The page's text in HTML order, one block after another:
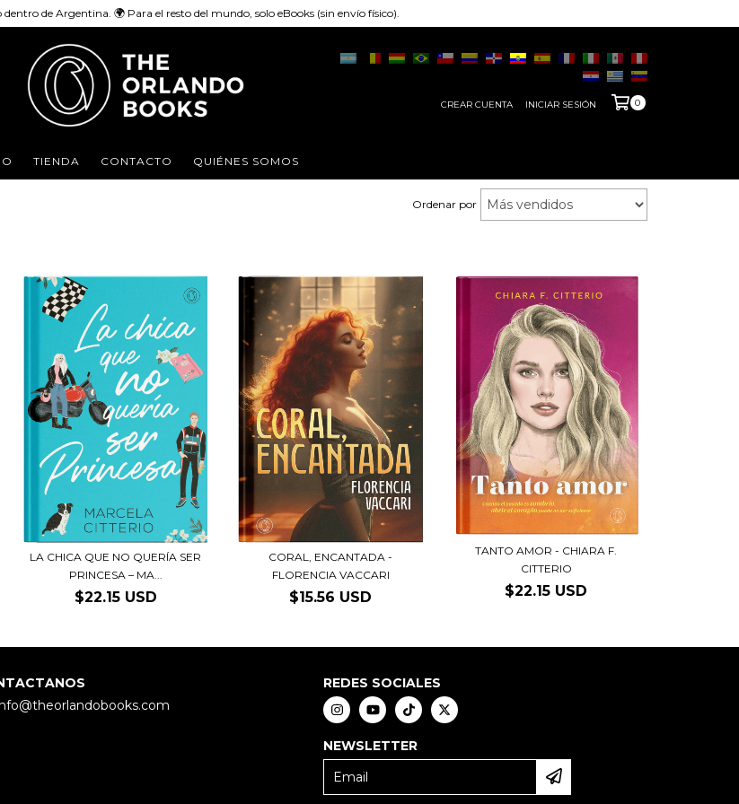
dentro de Argentina. 🌍 Para el resto del mundo, solo eBooks (sin envío físico).
CREAR CUENTA INICIAR SESIÓN 0
TIENDA CONTACTO QUIÉNES SOMOS
Ordenar por
LA CHICA QUE NO QUERÍA SER
PRINCESA – MA...
$22.15 USD
CORAL, ENCANTADA -
FLORENCIA VACCARI
$15.56 USD
TANTO AMOR - CHIARA F.
CITTERIO
$22.15 USD
REDES SOCIALES
NEWSLETTER